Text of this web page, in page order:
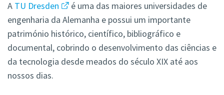
A TU Dresden
é uma das maiores universidades de
engenharia da Alemanha e possui um importante
património histórico, científico, bibliográfico e
documental, cobrindo o desenvolvimento das ciências e
da tecnologia desde meados do século XIX até aos
nossos dias.